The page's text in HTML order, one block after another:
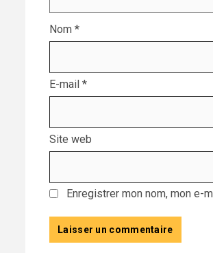
Nom *
E-mail *
Site web
Enregistrer mon nom, mon e-